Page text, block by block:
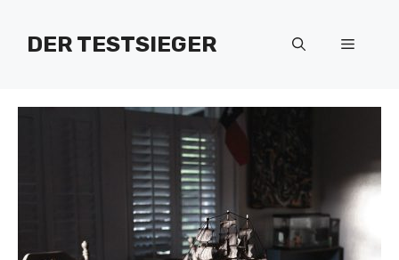
Inhalt
springenDER TESTSIEGER Menü